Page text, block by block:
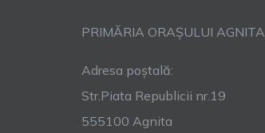
PRIMĂRIA ORAȘULUI AGNITA
Adresa poștală:
Str.Piata Republicii nr.19
555100 Agnita